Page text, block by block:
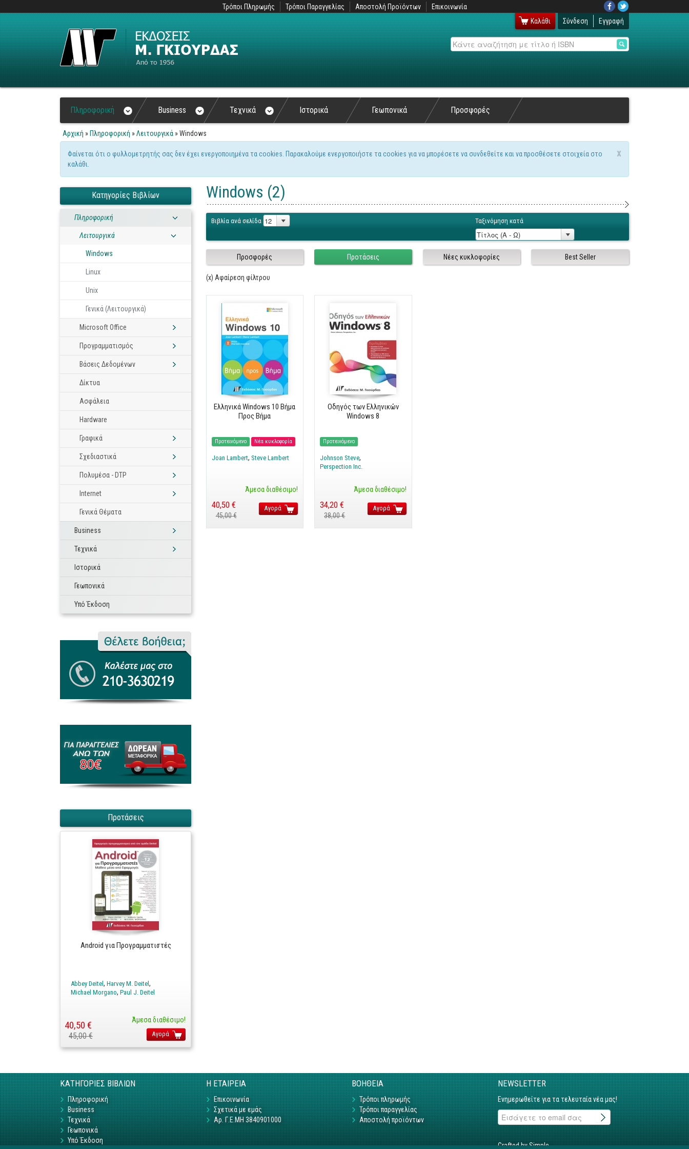
Τρόποι Πληρωμής Τρόποι Παραγγελίας Αποστολή Προϊόντων
Επικοινωνία
Καλάθι
Σύνδεση Εγγραφή
Αναζήτηση
Πληροφορική Business Τεχνικά Ιστορικά Γεωπονικά Προσφορές
Είστε εδώ
Αρχική » Πληροφορική »Λειτουργικά » Windows
x
Μήνυμα προειδοποίησης
Φαίνεται ότι ο φυλλομετρητής σας δεν έχει ενεργοποιημένα τα cookies. Παρακαλούμε ενεργοποιήστε τα cookies για να μπορέσετε να συνδεθείτε και να προσθέσετε στοιχεία στο
καλάθι.
Κατηγορίες Βιβλίων
Πληροφορική
Λειτουργικά
Windows
Linux
Unix
Γενικά (Λειτουργικά)
Microsoft Office
Προγραμματισμός
Βάσεις Δεδομένων
Δίκτυα
Ασφάλεια
Hardware
Γραφικά
Σχεδιαστικά
Πολυμέσα - DTP
Internet
Γενικά Θέματα
Business
Τεχνικά
Ιστορικά
Γεωπονικά
Υπό Έκδοση
Προτάσεις
Android για Προγραμματιστές
Abbey Deitel Harvey M. Deitel
Michael Morgano Paul J. Deitel
40,50 €
45,00 €
Άμεσα διαθέσιμο!
Αγορά
Windows (2)
Βιβλία ανά σελίδα Ταξινόμηση κατά
Προσφορές Προτάσεις Νέες κυκλοφορίες Best Seller
(x) Αφαίρεση φίλτρου
Ελληνικά Windows 10 Βήμα
Προς Βήμα
Προτεινόμενο Νέα κυκλοφορία
Joan Lambert Steve Lambert
Άμεσα διαθέσιμο!
40,50 €
45,00 €
Αγορά
Οδηγός των Ελληνικών
Windows 8
Προτεινόμενο
Johnson Steve
Perspection Inc.
Άμεσα διαθέσιμο!
34,20 €
38,00 €
Αγορά
ΚΑΤΗΓΟΡΙΕΣ ΒΙΒΛΙΩΝ
Πληροφορική
Business
Τεχνικά
Γεωπονικά
Υπό Έκδοση
Η ΕΤΑΙΡΕΙΑ
Επικοινωνία
Σχετικά με εμάς
Αρ. Γ.Ε.ΜΗ 3840901000
ΒΟΗΘΕΙΑ
Τρόποι πληρωμής
Τρόποι παραγγελίας
Αποστολή προϊόντων
NEWSLETTER
Ενημερωθείτε για τα τελευταία νέα μας!
Crafted by Simple